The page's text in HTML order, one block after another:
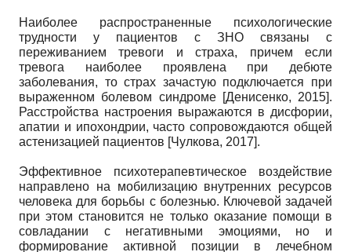
Наиболее распространенные психологические
трудности у пациентов с ЗНО связаны с
переживанием тревоги и страха, причем если
тревога наиболее проявлена при дебюте
заболевания, то страх зачастую подключается при
выраженном болевом синдроме [Денисенко, 2015].
Расстройства настроения выражаются в дисфории,
апатии и ипохондрии, часто сопровождаются общей
астенизацией пациентов [Чулкова, 2017].
Эффективное психотерапевтическое воздействие
направлено на мобилизацию внутренних ресурсов
человека для борьбы с болезнью. Ключевой задачей
при этом становится не только оказание помощи в
совладании с негативными эмоциями, но и
формирование активной позиции в лечебном